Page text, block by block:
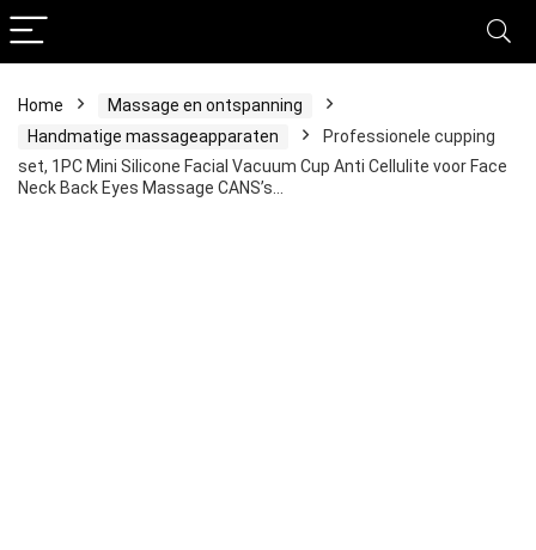
Home
Massage en ontspanning
Handmatige massageapparaten
Professionele cupping
set, 1PC Mini Silicone Facial Vacuum Cup Anti Cellulite voor Face
Neck Back Eyes Massage CANS’s…